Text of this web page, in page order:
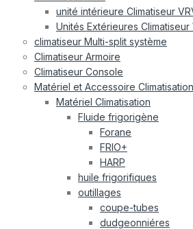
unité intérieure Climatiseur
Unités Extérieures Climatiseur
climatiseur Multi-split système
Climatiseur Armoire
Climatiseur Console
Matériel et Accessoire Climatisation
Matériel Climatisation
Fluide frigorigène
Forane
FRIO+
HARP
huile frigorifiques
outillages
coupe-tubes
dudgeonniéres